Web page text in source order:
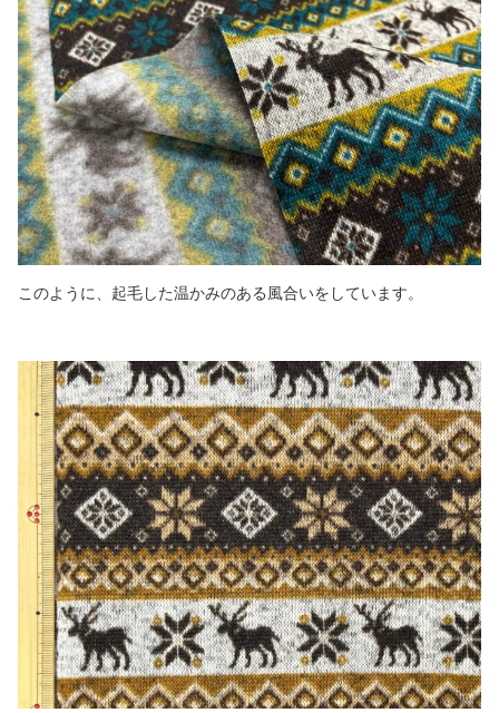
このように、起毛した温かみのある風合いをしています。